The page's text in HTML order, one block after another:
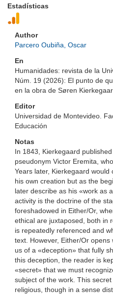
Estadísticas
Author
Parcero Oubiña, Oscar
En
Humanidades: revista de la
Núm. 19 (2026): El punto de
en la obra de Søren
Editor
Universidad de Montevideo.
Educación
Notas
In 1843, Kierkegaard
pseudonym Victor Eremita,
Years later, Kierkegaard
his own creation but as the
later describe as his «work as
activity is the doctrine of the
foreshadowed in Either/Or,
ethical are juxtaposed, both in
is repeatedly referenced and
text. However, Either/Or
us of a «deception» that fully
this deception, the reader is
«secret» that we must
subject of the work. This
religious, though in a sense